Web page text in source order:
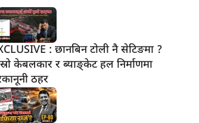
: छानबिन टोली नै सेटिङमा ?
केबलकार र ब्याङ्केट हल निर्माणमा
ठहर